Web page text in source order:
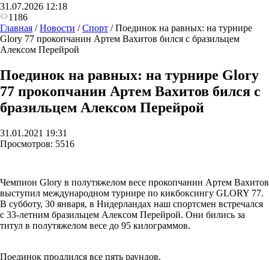
31.07.2026 12:18
1186
Главная /Новости /Спорт /Поединок на равных: на турнире
Glory 77 прокопчанин Артем Вахитов бился с бразильцем
Алексом Перейрой
Поединок на равных: на турнире Glory
77 прокопчанин Артем Вахитов бился с
бразильцем Алексом Перейрой
31.01.2021 19:31
Просмотров: 5516
Чемпион Glory в полутяжелом весе прокопчанин Артем Вахитов
выступил международном турнире по кикбоксингу GLORY 77.
В субботу, 30 января, в Нидерландах наш спортсмен встречался
с 33-летним бразильцем Алексом Перейрой. Они бились за
титул в полутяжелом весе до 95 килограммов.
Поединок продлился все пять раундов.